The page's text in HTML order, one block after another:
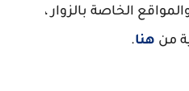
الخاصة بالزوار ،
من هنا.